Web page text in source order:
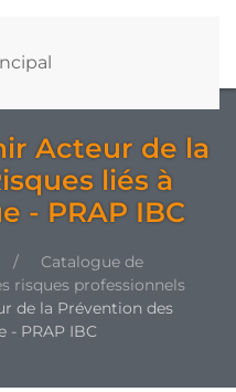
Acteur de la
liés à
- PRAP IBC
Catalogue de
risques professionnels
de la Prévention des
- PRAP IBC